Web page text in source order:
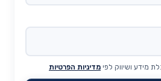
מידע ושיווק לפי מדיניות הפרטיות